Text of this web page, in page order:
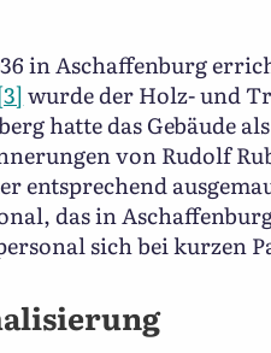
in Aschaffenburg
wurde der Holz- und
hatte das Gebäude
von Rudolf
entsprechend
das in
sich bei kurzen